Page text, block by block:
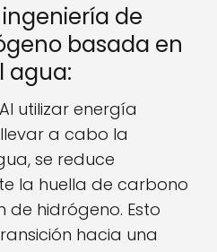
de
basada en
agua:
Al utilizar energía
a cabo la
se reduce
la huella de carbono
hidrógeno. Esto
hacia una